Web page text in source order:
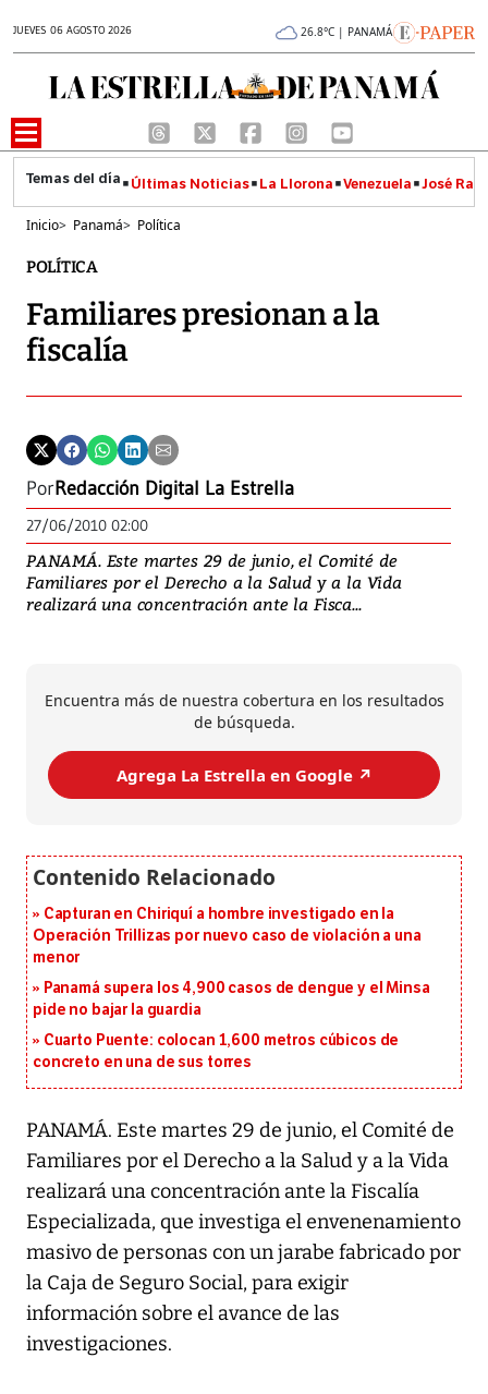
JUEVES 06 AGOSTO 2026 26.8°C | PANAMÁ
Últimas Noticias La Llorona Venezuela José
Inicio> Panamá> Política
POLÍTICA
Familiares presionan a la
fiscalía
PorRedacción Digital La Estrella
27/06/2010 02:00
PANAMÁ. Este martes 29 de junio, el Comité de
Familiares por el Derecho a la Salud y a la Vida
realizará una concentración ante la Fisca...
Encuentra más de nuestra cobertura en los resultados
de búsqueda.
Agrega La Estrella en Google ↗️
Capturan en Chiriquí a hombre investigado en la
Operación Trillizas por nuevo caso de violación a una
menor
Panamá supera los 4,900 casos de dengue y el Minsa
pide no bajar la guardia
Cuarto Puente: colocan 1,600 metros cúbicos de
concreto en una de sus torres
PANAMÁ. Este martes 29 de junio, el Comité de
Familiares por el Derecho a la Salud y a la Vida
realizará una concentración ante la Fiscalía
Especializada, que investiga el envenenamiento
masivo de personas con un jarabe fabricado por
la Caja de Seguro Social, para exigir
información sobre el avance de las
investigaciones.